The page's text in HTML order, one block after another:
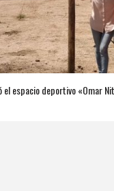
el espacio deportivo «Omar